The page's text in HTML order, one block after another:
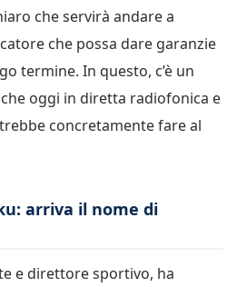
che servirà andare a
che possa dare garanzie
termine. In questo, c’è un
oggi in diretta radiofonica e
concretamente fare al
arriva il nome di
e direttore sportivo, ha